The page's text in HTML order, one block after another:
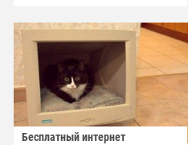
Бесплатный интернет